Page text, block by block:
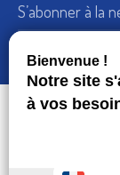
Dans le respect de
cookies afin
S’abonner à la
Adresse : 15,
Nous contacter